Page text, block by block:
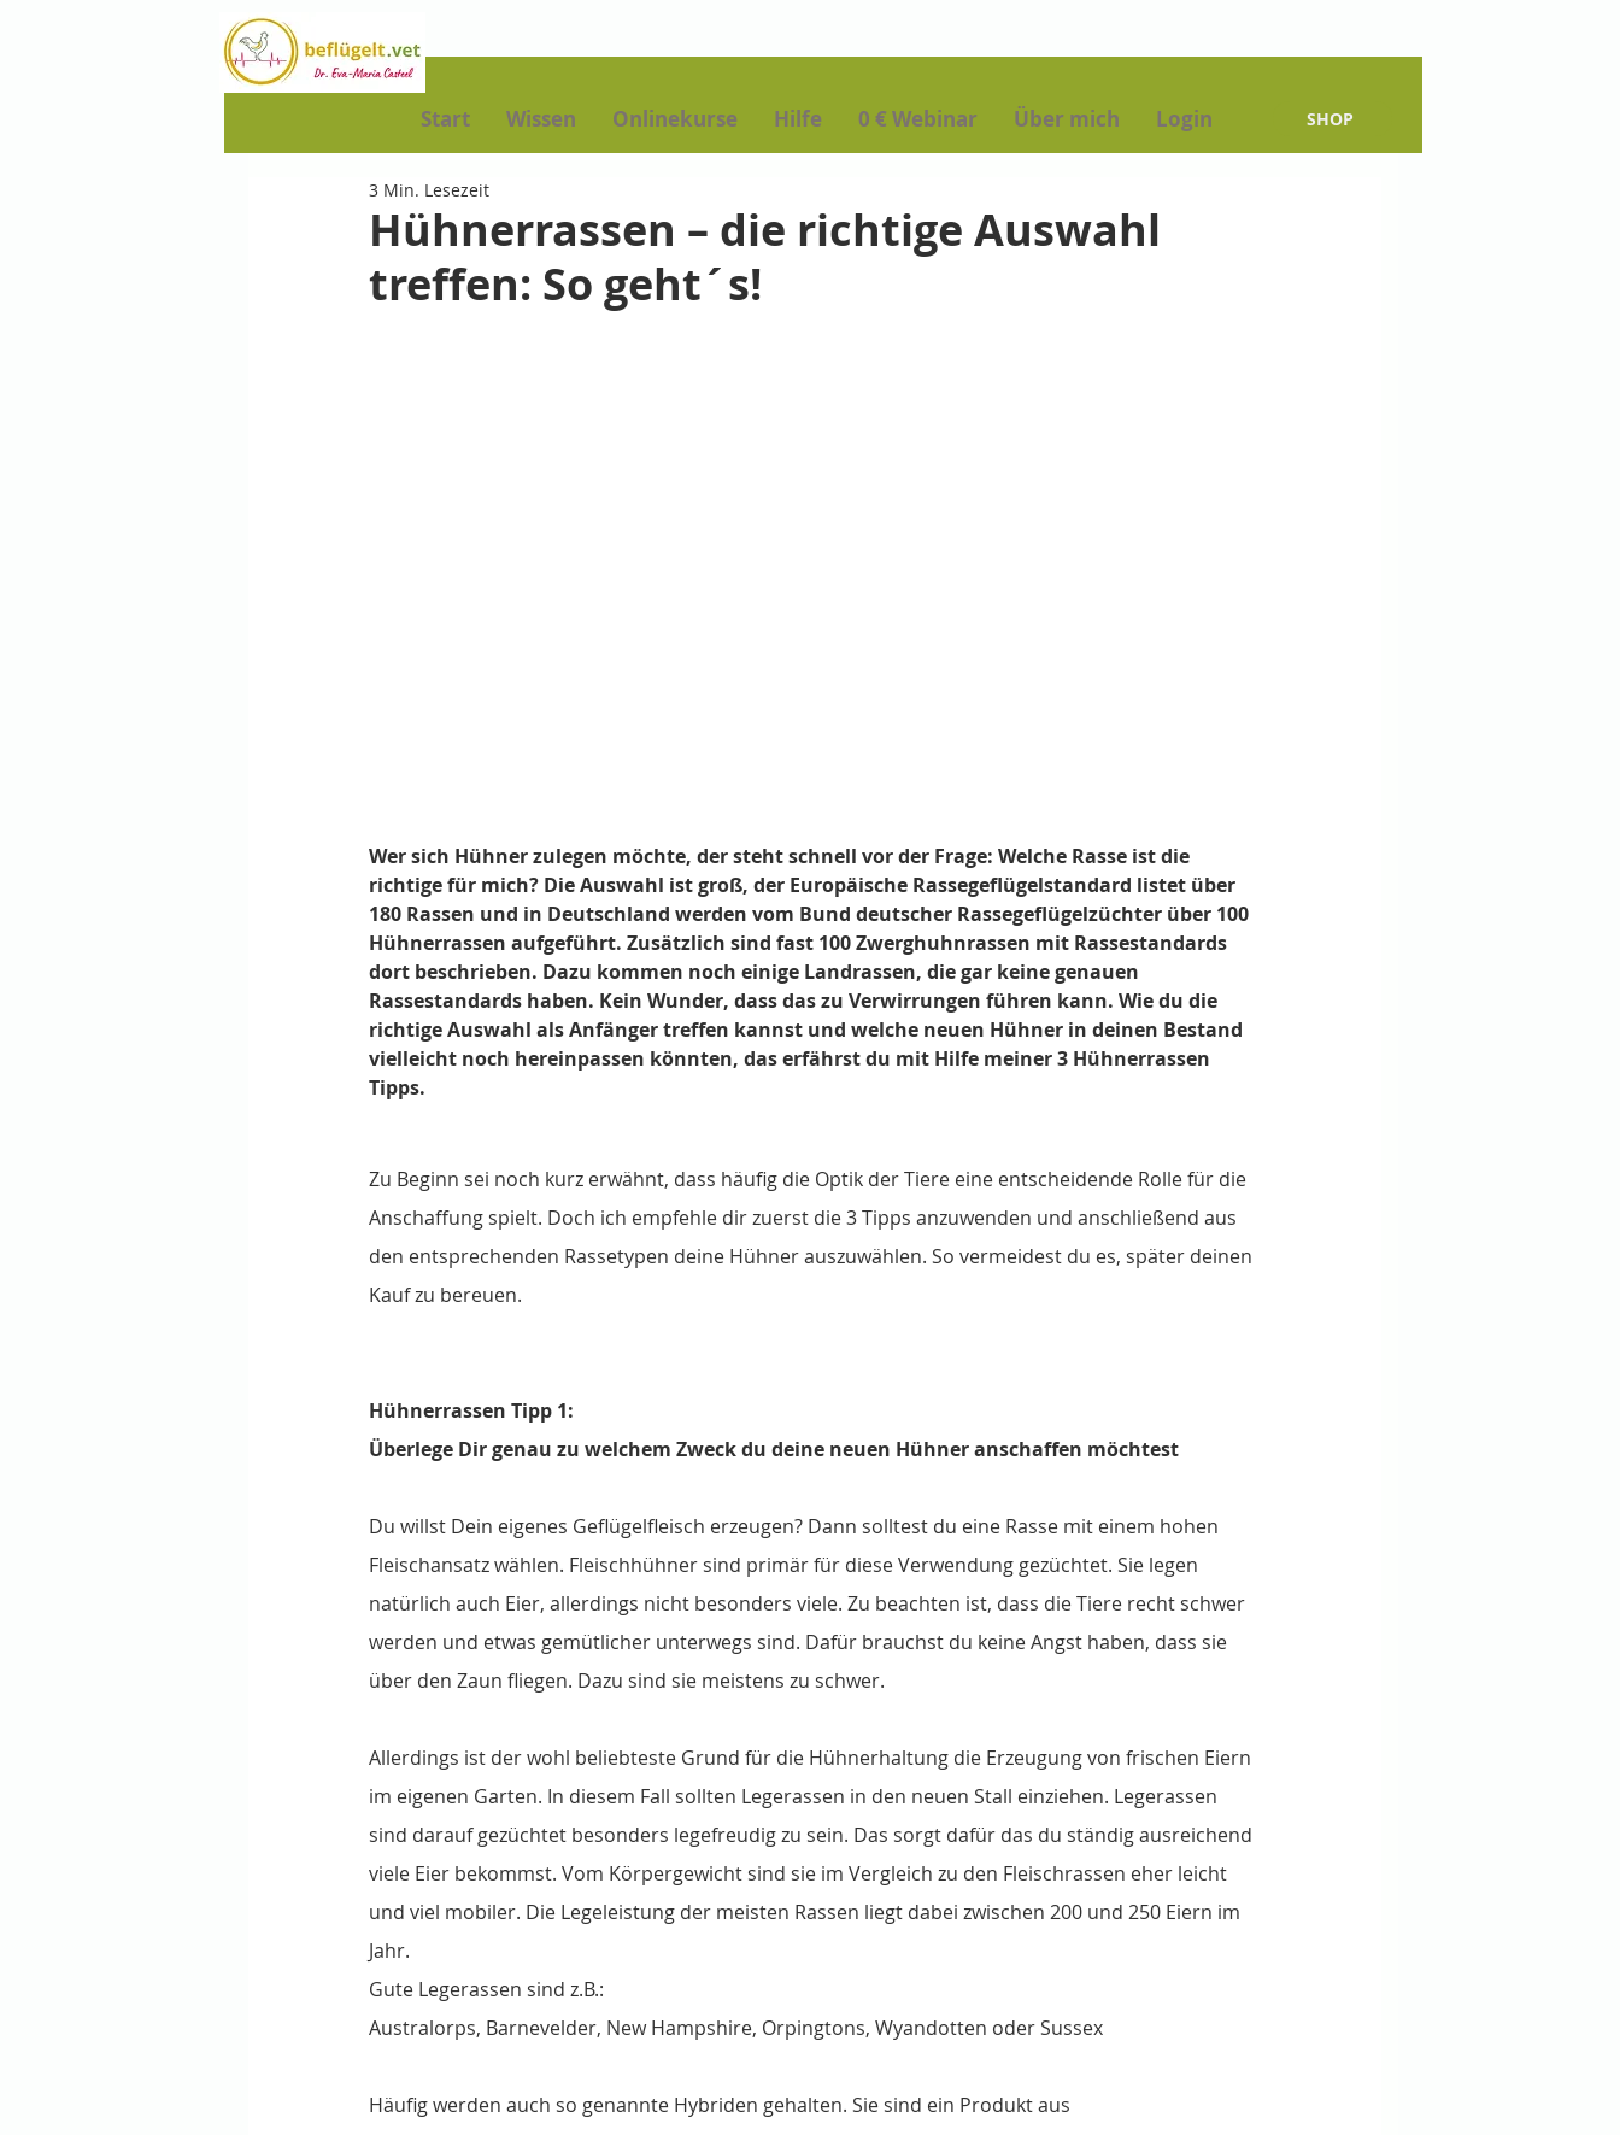
Start Wissen Onlinekurse Hilfe 0 € Webinar Über mich Login SHOP
Hühnerrassen – die richtige Auswahl
treffen: So geht´s!
3 Min. Lesezeit
Wer sich Hühner zulegen möchte, der steht schnell vor der Frage: Welche Rasse ist die
richtige für mich? Die Auswahl ist groß, der Europäische Rassegeflügelstandard listet über
180 Rassen und in Deutschland werden vom Bund deutscher Rassegeflügelzüchter über 100
Hühnerrassen aufgeführt. Zusätzlich sind fast 100 Zwerghuhnrassen mit Rassestandards
dort beschrieben. Dazu kommen noch einige Landrassen, die gar keine genauen
Rassestandards haben. Kein Wunder, dass das zu Verwirrungen führen kann. Wie du die
richtige Auswahl als Anfänger treffen kannst und welche neuen Hühner in deinen Bestand
vielleicht noch hereinpassen könnten, das erfährst du mit Hilfe meiner 3 Hühnerrassen
Tipps.
Zu Beginn sei noch kurz erwähnt, dass häufig die Optik der Tiere eine entscheidende Rolle für die
Anschaffung spielt. Doch ich empfehle dir zuerst die 3 Tipps anzuwenden und anschließend aus
den entsprechenden Rassetypen deine Hühner auszuwählen. So vermeidest du es, später deinen
Kauf zu bereuen.
Hühnerrassen Tipp 1:
Überlege Dir genau zu welchem Zweck du deine neuen Hühner anschaffen möchtest
Du willst Dein eigenes Geflügelfleisch erzeugen? Dann solltest du eine Rasse mit einem hohen
Fleischansatz wählen. Fleischhühner sind primär für diese Verwendung gezüchtet. Sie legen
natürlich auch Eier, allerdings nicht besonders viele. Zu beachten ist, dass die Tiere recht schwer
werden und etwas gemütlicher unterwegs sind. Dafür brauchst du keine Angst haben, dass sie
über den Zaun fliegen. Dazu sind sie meistens zu schwer.
Allerdings ist der wohl beliebteste Grund für die Hühnerhaltung die Erzeugung von frischen Eiern
im eigenen Garten. In diesem Fall sollten Legerassen in den neuen Stall einziehen. Legerassen
sind darauf gezüchtet besonders legefreudig zu sein. Das sorgt dafür das du ständig ausreichend
viele Eier bekommst. Vom Körpergewicht sind sie im Vergleich zu den Fleischrassen eher leicht
und viel mobiler. Die Legeleistung der meisten Rassen liegt dabei zwischen 200 und 250 Eiern im
Jahr.
Gute Legerassen sind z.B.:
Australorps, Barnevelder, New Hampshire, Orpingtons, Wyandotten oder Sussex
Häufig werden auch so genannte Hybriden gehalten. Sie sind ein Produkt aus